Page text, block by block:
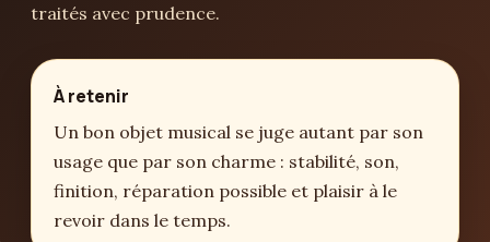
traités avec prudence.
À retenir
Un bon objet musical se juge autant par son
usage que par son charme : stabilité, son,
finition, réparation possible et plaisir à le
revoir dans le temps.